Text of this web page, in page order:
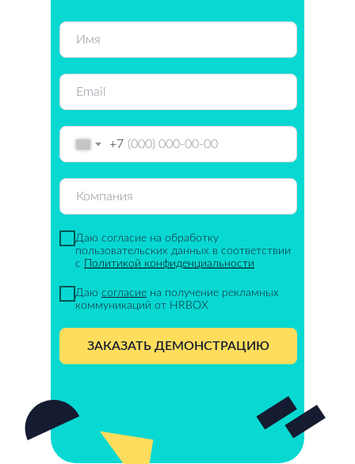
+7
Даю согласие на обработку
пользовательских данных в соответствии
с Политикой конфиденциальности
Даю согласие на получение рекламных
коммуникаций от HRBOX
ЗАКАЗАТЬ ДЕМОНСТРАЦИЮ